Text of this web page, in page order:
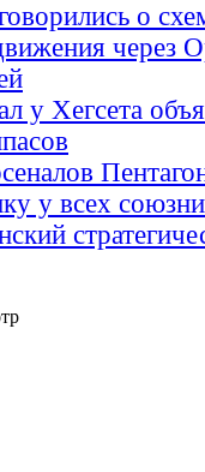
о
через
у Хегсета
у всех